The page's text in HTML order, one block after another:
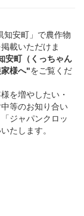
知安町」で農作物
載いただけま
安町（くっちゃん
家様へ"をご覧くだ
を増やしたい・
等のお知り合い
ジャパンクロッ
たします。